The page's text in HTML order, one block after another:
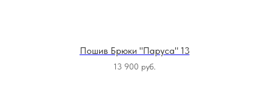
Пошив Брюки "Паруса" 13
13 900 руб.